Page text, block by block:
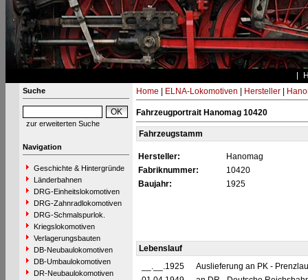
Suche
zur erweiterten Suche
Navigation
Geschichte & Hintergründe
Länderbahnen
DRG-Einheitslokomotiven
DRG-Zahnradlokomotiven
DRG-Schmalspurlok.
Kriegslokomotiven
Verlagerungsbauten
DB-Neubaulokomotiven
DB-Umbaulokomotiven
DR-Neubaulokomotiven
Home ELNA-Lokomotiven Hersteller|
Fahrzeugportrait Hanomag 10420
Fahrzeugstamm
Hersteller:
Hanomag
Fabriknummer:
10420
Baujahr:
1925
Lebenslauf
__.__.1925
Auslieferung an PK -